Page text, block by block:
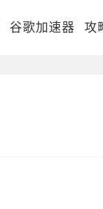
谷歌加速器 攻